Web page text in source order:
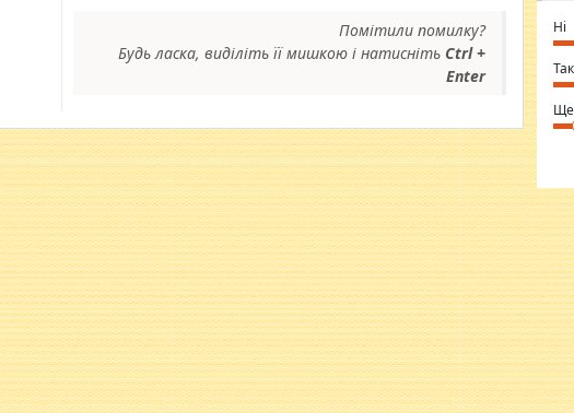
Помітили помилку?
Будь ласка, виділіть її мишкою і натисніть Ctrl +
Enter
⇒
Ні
Так
Ще